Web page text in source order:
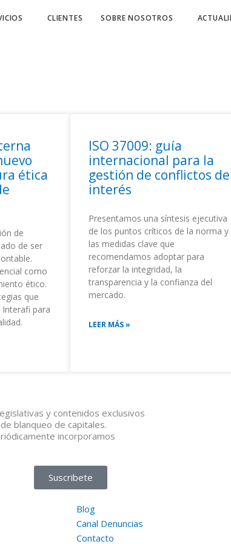
CLIENTES SOBRE NOSOTROS
ética
de
de ser
como
ético.
que
para
ISO 37009: guía
internacional para la
gestión de conflictos de
interés
Presentamos una síntesis ejecutiva
de los puntos críticos de la norma y
las medidas clave que
recomendamos adoptar para
reforzar la integridad, la
transparencia y la confianza del
mercado.
LEER MÁS »
y contenidos exclusivos
blanqueo de capitales.
incorporamos
Suscribete
Blog
Canal Denuncias
Contacto